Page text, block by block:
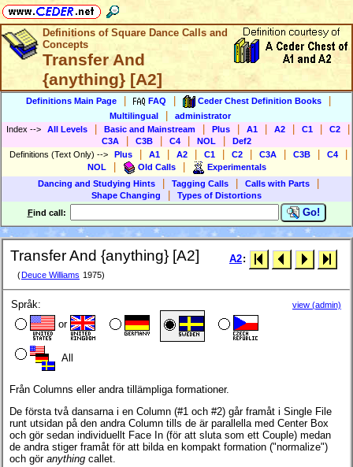
Definitions of Square Dance Calls and
Concepts
Transfer And
{anything} [A2]
Definitions Main Page FAQ Ceder Chest Definition Books
Multilingual
administrator
Index --> All Levels Basic and Mainstream Plus A1 A2 C1 C2
C3A C3B C4 NOL
Def2
Definitions (Text Only) --> Plus A1 A2 C1 C2 C3A C3B C4
NOL Old Calls
Experimentals
Dancing and Studying Hints
Tagging Calls Calls with Parts
Shape Changing
Types of Distortions
Find call: Go!
Transfer And {anything} [A2]
( Deuce Williams 1975)
A2:
Språk:
or
All
view (admin)
Från Columns eller andra tillämpliga formationer.
De första två dansarna i en Column (#1 och #2) går framåt i Single File
runt utsidan på den andra Column tills de är parallella med Center Box
och gör sedan individuellt Face In (för att sluta som ett Couple) medan
de andra stiger framåt för att bilda en kompakt formation ("normalize")
och gör anything callet.